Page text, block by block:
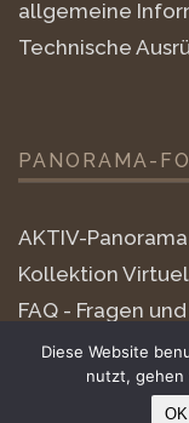
allgemeine
Technische
PANORAMA-
AKTIV-Panorama
Kollektion
FAQ - Fragen
little-planets
Diese Website
nutzt, gehen
OK